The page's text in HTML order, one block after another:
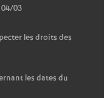
03
les droits des
les dates du